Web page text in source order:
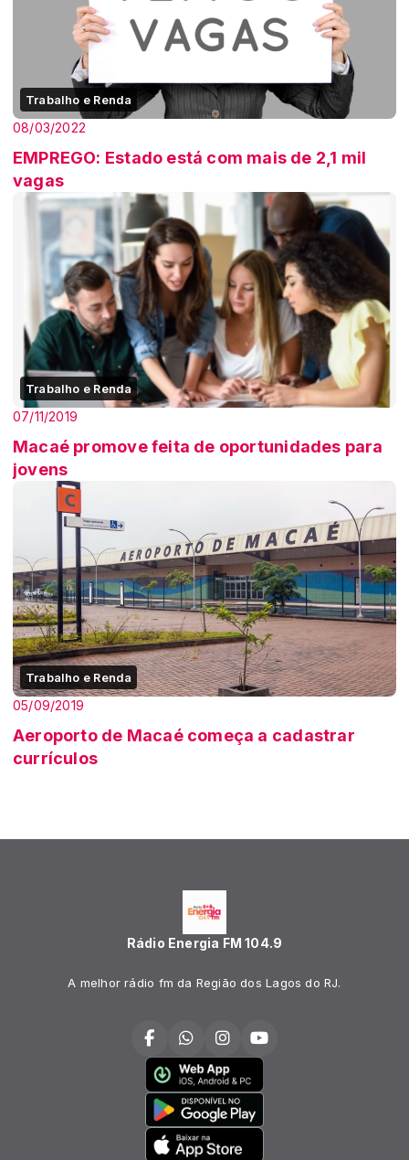
Trabalho e Renda
08/03/2022
EMPREGO: Estado está com mais de 2,1 mil
vagas
Trabalho e Renda
07/11/2019
Macaé promove feita de oportunidades para
jovens
Trabalho e Renda
05/09/2019
Aeroporto de Macaé começa a cadastrar
currículos
Rádio Energia FM 104.9
A melhor rádio fm da Região dos Lagos do RJ.